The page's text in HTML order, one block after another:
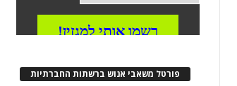
פורטל משאבי אנוש ברשתות החברתיות